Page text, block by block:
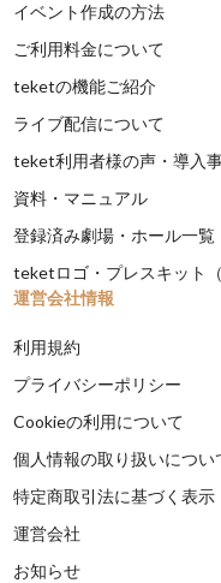
イベント作成の方法
ご利用料金について
teketの機能ご紹介
ライブ配信について
teket利用者様の声・導入
資料・マニュアル
登録済み劇場・ホール一覧
teketロゴ・プレスキット
運営会社情報
利用規約
プライバシーポリシー
Cookieの利用について
個人情報の取り扱いについ
特定商取引法に基づく表示
運営会社
お知らせ